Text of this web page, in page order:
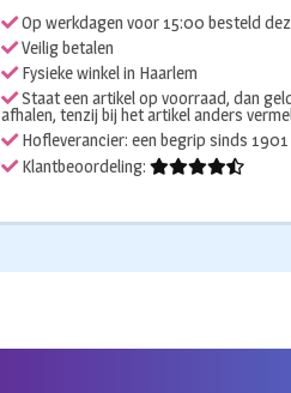
Op werkdagen voor 15:00 besteld
Veilig betalen
Fysieke winkel in Haarlem
Staat een artikel op voorraad, dan
afhalen, tenzij bij het artikel anders
Hofleverancier: een begrip sinds 1901
Klantbeoordeling: